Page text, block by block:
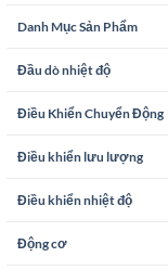
Danh Mục Sản Phẩm
Đầu dò nhiệt độ
Điều Khiển Chuyển Động
Điều khiển lưu lượng
Điều khiển nhiệt độ
Động cơ